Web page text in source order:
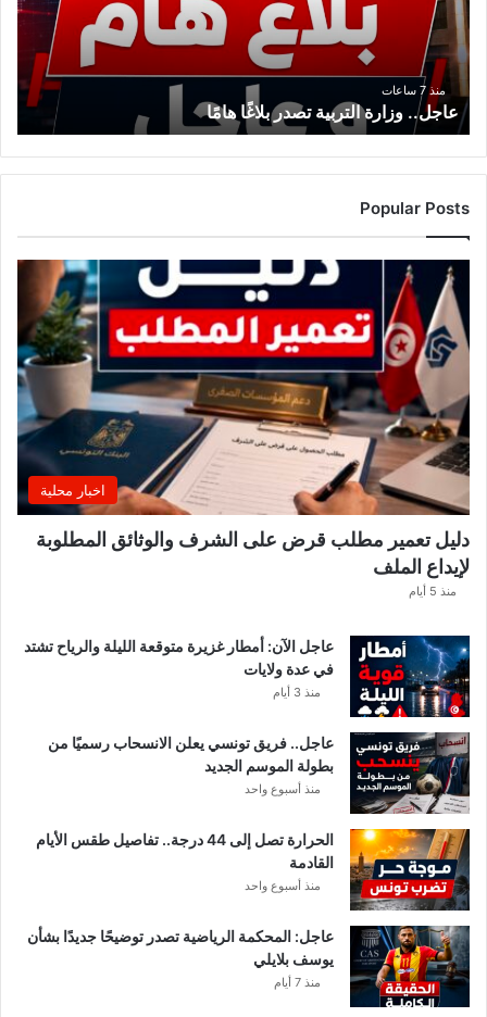
هامًا
منذ 7 ساعات
عاجل.. وزارة التربية تصدر بلاغًا هامًا
Popular Posts
اخبار محلية
دليل تعمير مطلب قرض على الشرف والوثائق المطلوبة
لإيداع الملف
منذ 5 أيام
عاجل الآن: أمطار غزيرة متوقعة الليلة والرياح تشتد
في عدة ولايات
منذ 3 أيام
عاجل.. فريق تونسي يعلن الانسحاب رسميًا من
بطولة الموسم الجديد
منذ أسبوع واحد
الحرارة تصل إلى 44 درجة.. تفاصيل طقس الأيام
القادمة
منذ أسبوع واحد
عاجل: المحكمة الرياضية تصدر توضيحًا جديدًا بشأن
يوسف بلايلي
منذ 7 أيام